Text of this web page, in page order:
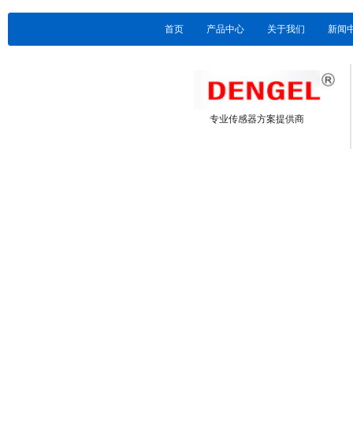
首页 产品中心 关于我们 新闻
专业传感器方案提供商